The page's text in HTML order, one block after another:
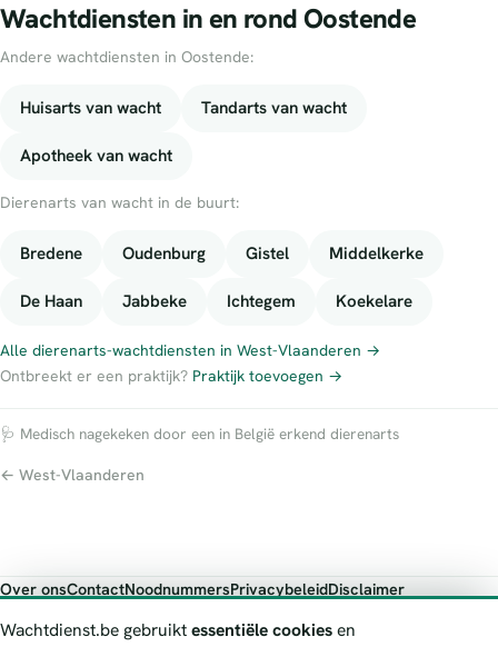
Wachtdiensten in en rond Oostende
Andere wachtdiensten in Oostende:
Huisarts van wacht Tandarts van wacht
Apotheek van wacht
Dierenarts van wacht in de buurt:
Bredene Oudenburg Gistel Middelkerke
De Haan Jabbeke Ichtegem Koekelare
Alle dierenarts-wachtdiensten in West-Vlaanderen →
Ontbreekt er een praktijk? Praktijk toevoegen →
🩺 Medisch nagekeken door een in België erkend dierenarts
← West-Vlaanderen
Over onsContactNoodnummersPrivacybeleidDisclaimer
Wachtdienst.be gebruiktessentiële cookiesen